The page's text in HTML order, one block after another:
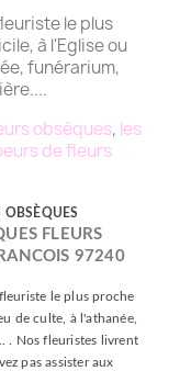
le plus
à l'Eglise ou
funérarium,
obsèques, les
de fleurs
OBSÈQUES
FLEURS
97240
le plus proche
de culte, à l'athanée,
. Nos fleuristes livrent
pas assister aux